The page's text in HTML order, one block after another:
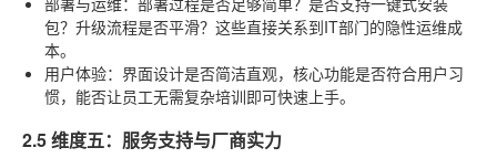
包？升级流程是否平滑？这些直接关系到IT部门的隐性运维成
本。
用户体验：界面设计是否简洁直观，核心功能是否符合用户习
惯，能否让员工无需复杂培训即可快速上手。
2.5 维度五：服务支持与厂商实力